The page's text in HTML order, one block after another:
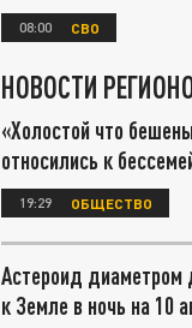
08:00 СВО
НОВОСТИ
«Холостой что
относились к
19:29 ОБЩЕСТВО
Астероид диаметром
к Земле в ночь на 10